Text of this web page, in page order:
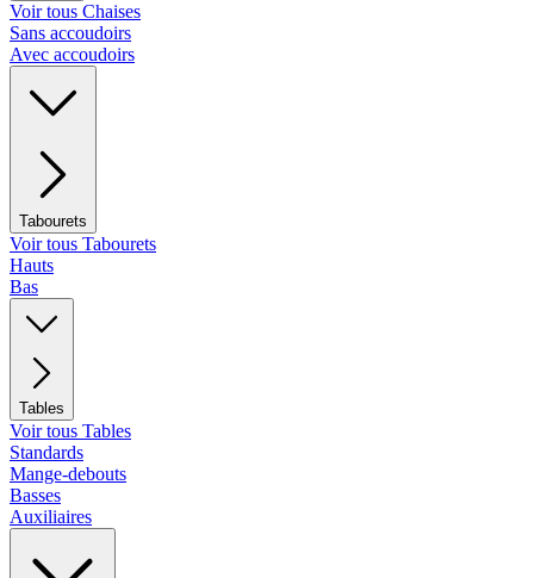
Voir tous Chaises
Sans accoudoirs
Avec accoudoirs
Tabourets
Voir tous Tabourets
Hauts
Bas
Tables
Voir tous Tables
Standards
Mange-debouts
Basses
Auxiliaires